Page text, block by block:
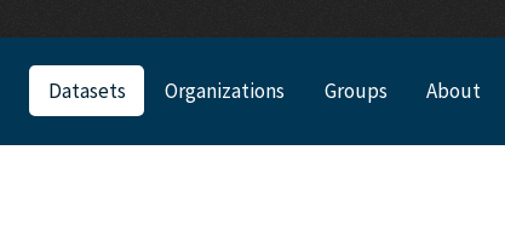
Datasets Organizations Groups About